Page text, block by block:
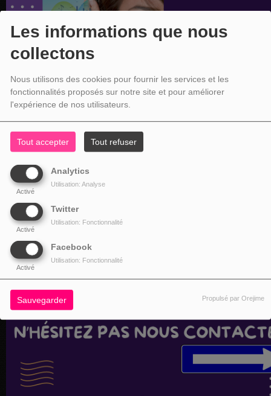
Les informations que nous
collectons
Nous utilisons des cookies pour fournir les services et les
fonctionnalités proposés sur notre site et pour améliorer
l'expérience de nos utilisateurs.
Tout accepter Tout refuser
Analytics
Activé
Utilisation: Analyse
Twitter
Activé
Utilisation: Fonctionnalité
Facebook
Activé
Utilisation: Fonctionnalité
Sauvegarder Propulsé par Orejime